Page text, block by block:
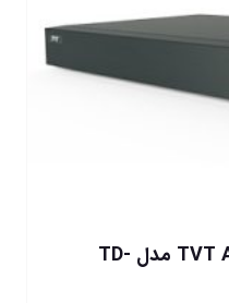
دستگاه ضبط تصاویر TVT AHD مدل TD-